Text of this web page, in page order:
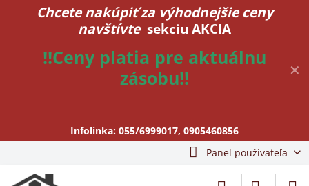
✕
Chcete nakúpiť za výhodnejšie ceny
navštívte sekciu AKCIA
!!Ceny platia pre aktuálnu
zásobu!!
Infolinka: 055/6999017, 0905460856
Panel používateľa